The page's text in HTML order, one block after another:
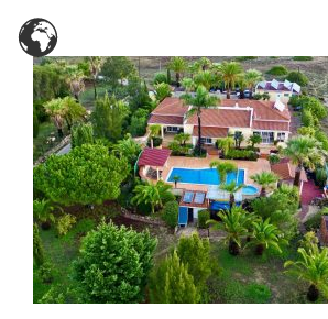
Zum
Inhalt
springen